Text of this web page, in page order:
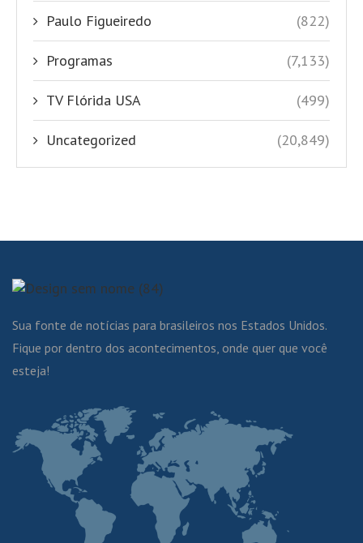
Paulo Figueiredo (822)
Programas (7,133)
TV Flórida USA (499)
Uncategorized (20,849)
Sua fonte de notícias para brasileiros nos Estados Unidos.
Fique por dentro dos acontecimentos, onde quer que você
esteja!